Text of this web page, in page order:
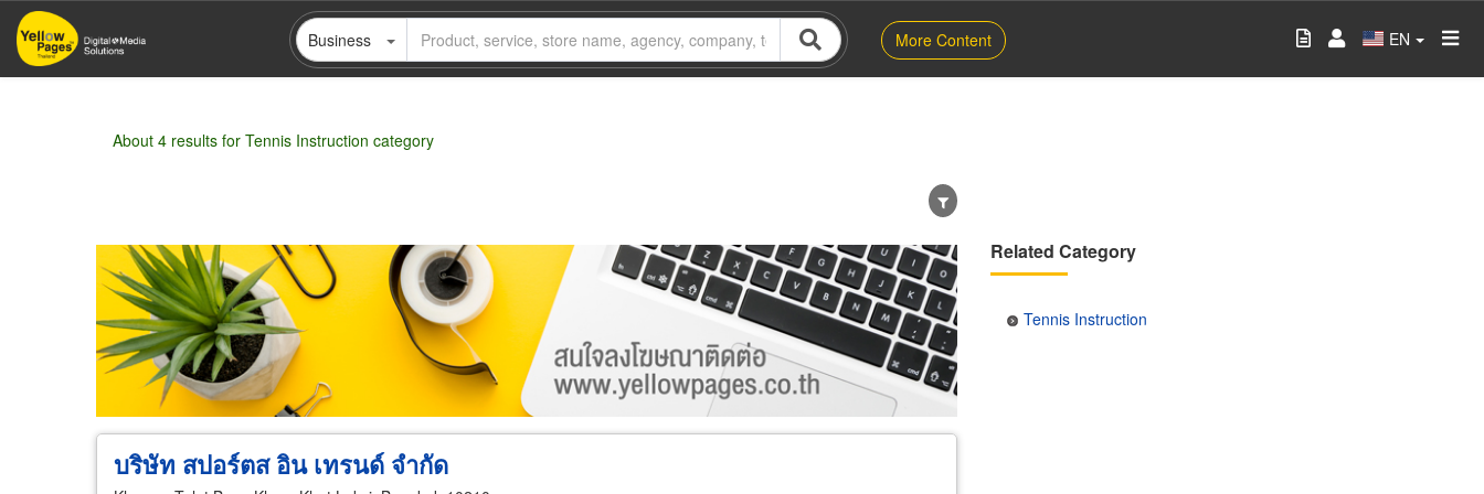
Skip
main
Business More Content EN
About 4 results for Tennis Instruction category
Wholesale Retail Manufacturer Dealer Exporter/Importer Service Business
บริษัท สปอร์ตส อิน เทรนด์ จำกัด
Related Category
Tennis Instruction